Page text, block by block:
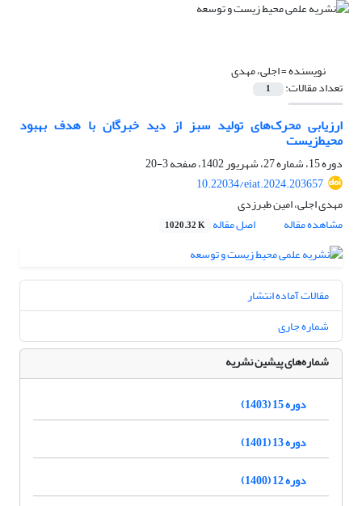
نویسنده =اجلی، مهدی
تعداد مقالات: 1
ارزیابی محرک‌های تولید سبز از دید خبرگان با هدف بهبود
محیط‌زیست
دوره 15، شماره 27، شهریور 1402، صفحه
3-20
10.22034/eiat.2024.203657
مهدی اجلی، امین طبرزدی
مشاهده مقاله
اصل مقاله 1020.32 K
مقالات آماده انتشار
شماره جاری
شماره‌های پیشین نشریه
دوره 15 (1403)
دوره 13 (1401)
دوره 12 (1400)